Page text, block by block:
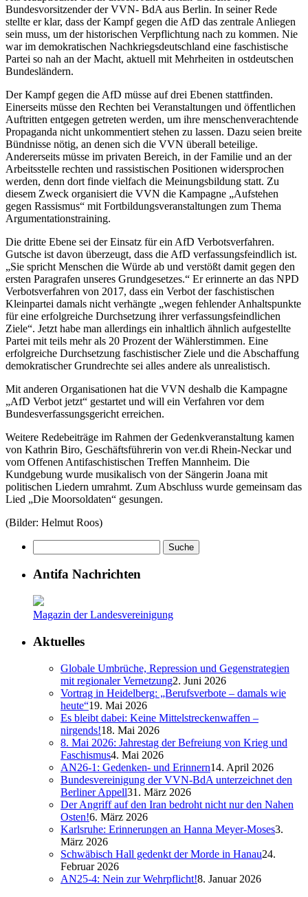
Bundesvorsitzender der VVN- BdA aus Berlin. In seiner Rede
stellte er klar, dass der Kampf gegen die AfD das zentrale Anliegen
sein muss, um der historischen Verpflichtung nach zu kommen. Nie
war im demokratischen Nachkriegsdeutschland eine faschistische
Partei so nah an der Macht, aktuell mit Mehrheiten in ostdeutschen
Bundesländern.
Der Kampf gegen die AfD müsse auf drei Ebenen stattfinden.
Einerseits müsse den Rechten bei Veranstaltungen und öffentlichen
Auftritten entgegen getreten werden, um ihre menschenverachtende
Propaganda nicht unkommentiert stehen zu lassen. Dazu seien breite
Bündnisse nötig, an denen sich die VVN überall beteilige.
Andererseits müsse im privaten Bereich, in der Familie und an der
Arbeitsstelle rechten und rassistischen Positionen widersprochen
werden, denn dort finde vielfach die Meinungsbildung statt. Zu
diesem Zweck organisiert die VVN die Kampagne „Aufstehen
gegen Rassismus“ mit Fortbildungsveranstaltungen zum Thema
Argumentationstraining.
Die dritte Ebene sei der Einsatz für ein AfD Verbotsverfahren.
Gutsche ist davon überzeugt, dass die AfD verfassungsfeindlich ist.
„Sie spricht Menschen die Würde ab und verstößt damit gegen den
ersten Paragrafen unseres Grundgesetzes.“ Er erinnerte an das NPD
Verbotsverfahren von 2017, dass ein Verbot der faschistischen
Kleinpartei damals nicht verhängte „wegen fehlender Anhaltspunkte
für eine erfolgreiche Durchsetzung ihrer verfassungsfeindlichen
Ziele“. Jetzt habe man allerdings ein inhaltlich ähnlich aufgestellte
Partei mit teils mehr als 20 Prozent der Wählerstimmen. Eine
erfolgreiche Durchsetzung faschistischer Ziele und die Abschaffung
demokratischer Grundrechte sei alles andere als unrealistisch.
Mit anderen Organisationen hat die VVN deshalb die Kampagne
„AfD Verbot jetzt“ gestartet und will ein Verfahren vor dem
Bundesverfassungsgericht erreichen.
Weitere Redebeiträge im Rahmen der Gedenkveranstaltung kamen
von Kathrin Biro, Geschäftsführerin von ver.di Rhein-Neckar und
vom Offenen Antifaschistischen Treffen Mannheim. Die
Kundgebung wurde musikalisch von der Sängerin Joana mit
politischen Liedern umrahmt. Zum Abschluss wurde gemeinsam das
Lied „Die Moorsoldaten“ gesungen.
(Bilder: Helmut Roos)
Antifa Nachrichten
Magazin der Landesvereinigung
Aktuelles
Globale Umbrüche, Repression und Gegenstrategien
mit regionaler Vernetzung2. Juni 2026
Vortrag in Heidelberg: „Berufsverbote – damals wie
heute“19. Mai 2026
Es bleibt dabei: Keine Mittelstreckenwaffen –
nirgends!18. Mai 2026
8. Mai 2026: Jahrestag der Befreiung von Krieg und
Faschismus4. Mai 2026
AN26-1: Gedenken- und Erinnern14. April 2026
Bundesvereinigung der VVN-BdA unterzeichnet den
Berliner Appell31. März 2026
Der Angriff auf den Iran bedroht nicht nur den Nahen
Osten!6. März 2026
Karlsruhe: Erinnerungen an Hanna Meyer-Moses3.
März 2026
Schwäbisch Hall gedenkt der Morde in Hanau24.
Februar 2026
AN25-4: Nein zur Wehrpflicht!8. Januar 2026